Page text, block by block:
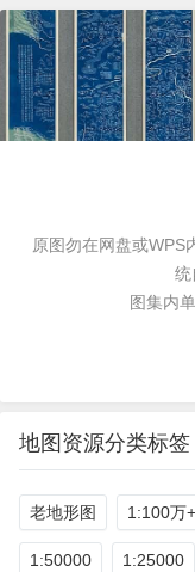
原图勿在网盘或WPS
统
图集内
地图资源分类标签
老地形图 1:100万+
1:50000 1:25000